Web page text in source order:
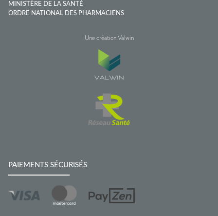
MINISTÈRE DE LA SANTÉ
ORDRE NATIONAL DES PHARMACIENS
Une création Valwin
PAIEMENTS SÉCURISÉS